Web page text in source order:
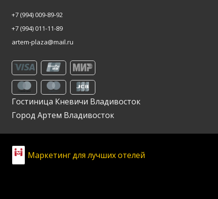
+7 (994) 009-89-92
+7 (994) 011-11-89
artem-plaza@mail.ru
Гостиница Кневичи Владивосток
Город Артем Владивосток
Маркетинг для лучших отелей